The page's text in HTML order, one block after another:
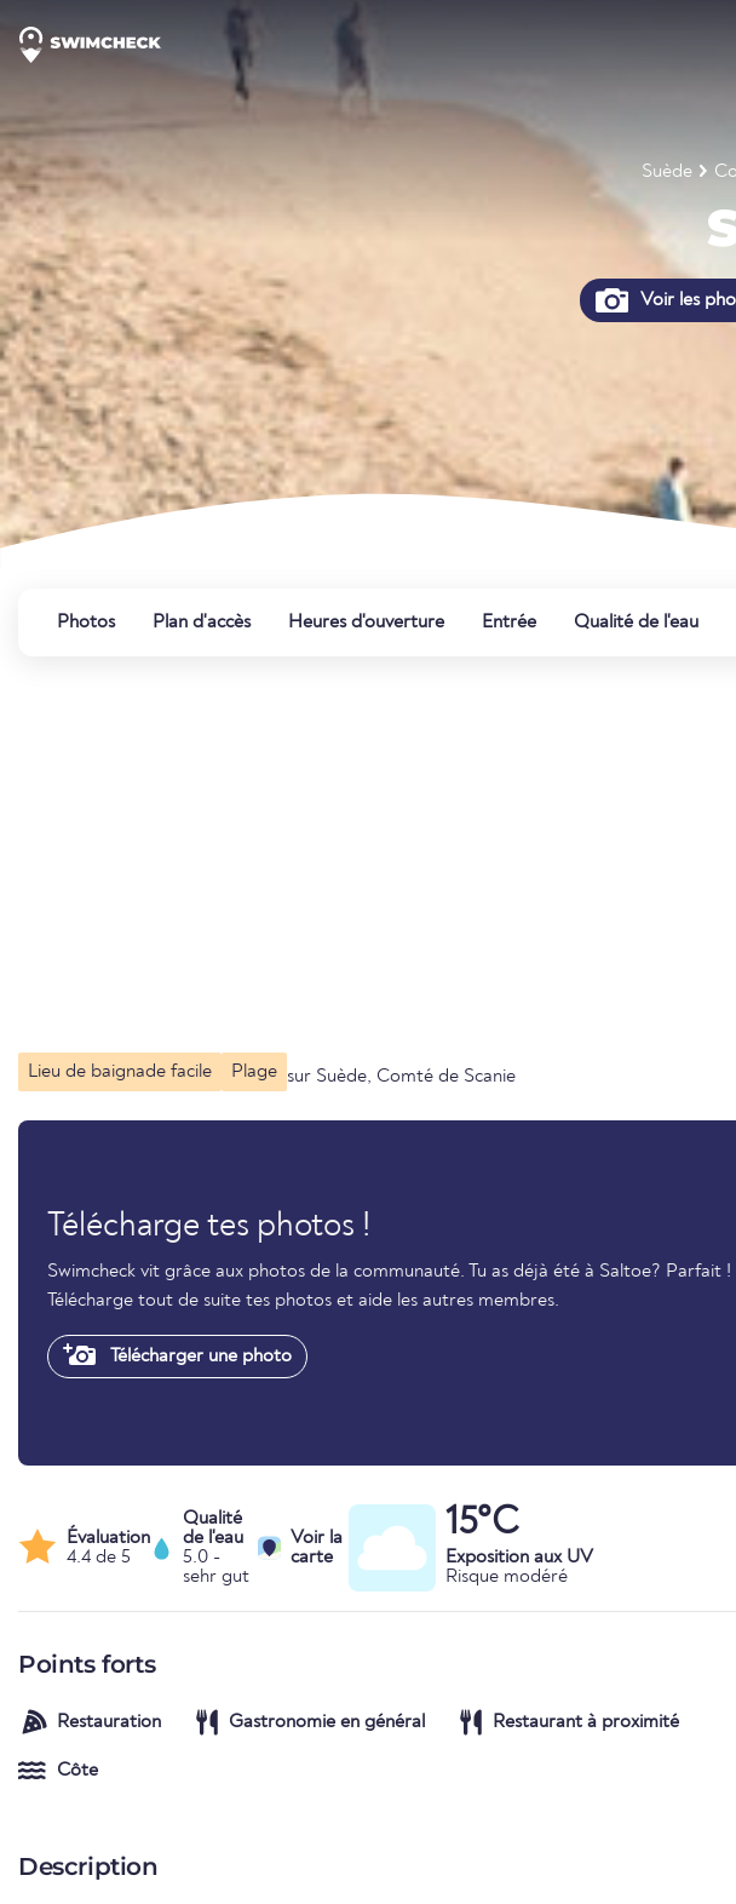
Suède
Voir les
Photos Plan d'accès Heures d'ouverture Entrée Qualité de l'eau
Lieu de baignade facile Plage sur Suède, Comté de Scanie
Télécharge tes photos !
Swimcheck vit grâce aux photos de la communauté. Tu as déjà été à Saltoe? Parfait !
Télécharge tout de suite tes photos et aide les autres membres.
Télécharger une photo
Évaluation
4.4 de 5
Qualité
de l'eau
5.0 -
sehr gut
Voir la
carte
15°C
Exposition aux UV
Risque modéré
Points forts
Restauration Gastronomie en général Restaurant à proximité
Côte
Description